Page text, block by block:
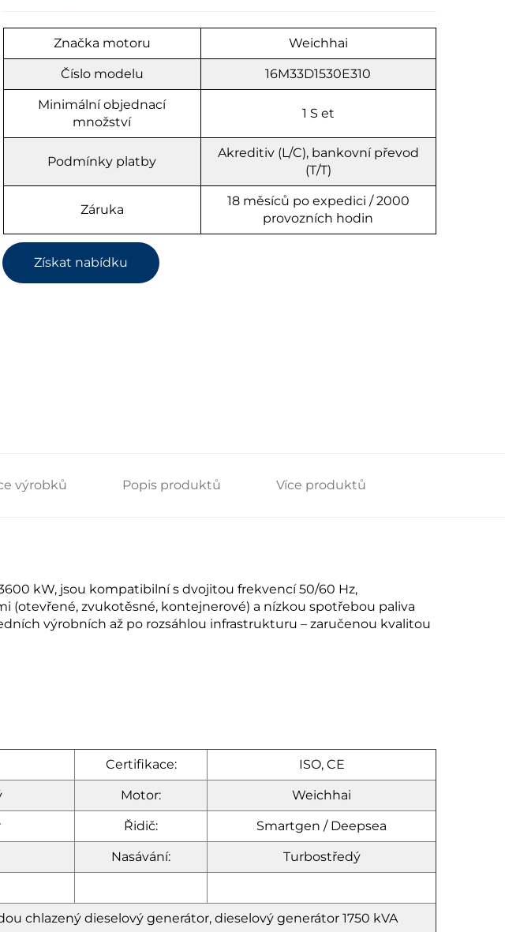
Značka motoru Weichhai
Číslo modelu 16M33D1530E310
Minimální objednací
množství
1 S et
Podmínky platby
Akreditiv (L/C), bankovní převod
(T/T)
Záruka
18 měsíců po expedici / 2000
provozních hodin
Získat nabídku
výrobků Popis produktů Více produktů
kW, jsou kompatibilní s dvojitou frekvencí 50/60 Hz,
(otevřené, zvukotěsné, kontejnerové) a nízkou spotřebou paliva
výrobních až po rozsáhlou infrastrukturu – zaručenou kvalitou
Certifikace: ISO, CE
Motor: Weichhai
Řidič: Smartgen / Deepsea
Nasávání: Turbostředý
chlazený dieselový generátor, dieselový generátor 1750 kVA